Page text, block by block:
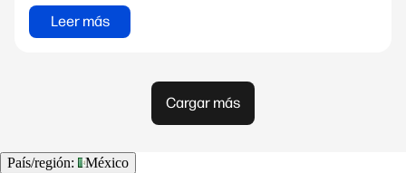
Leer más
Cargar más
País/región:
México